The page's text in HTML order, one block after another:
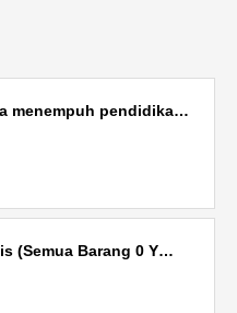
menempuh pendidika…
(Semua Barang 0 Y…